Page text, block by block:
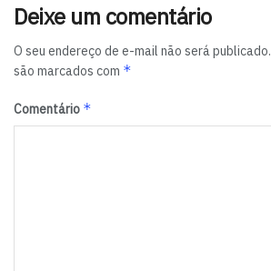
Deixe um comentário
O seu endereço de e-mail não será publicado.
são marcados com *
Comentário *